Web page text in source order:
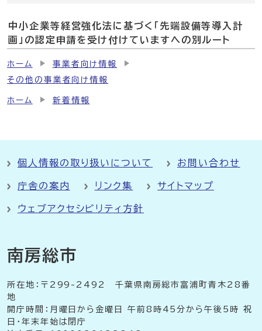
中小企業等経営強化法に基づく「先端設備等導入計
画」の認定申請を受け付けていますへの別ルート
ホーム
事業者向け情報
その他の事業者向け情報
ホーム 新着情報
個人情報の取り扱いについて お問い合わせ
庁舎の案内 リンク集 サイトマップ
ウェブアクセシビリティ方針
南房総市
所在地：〒299-2492 千葉県南房総市富浦町青木28番
地
開庁時間：月曜日から金曜日 午前8時45分から午後5時 祝
日・年末年始は閉庁